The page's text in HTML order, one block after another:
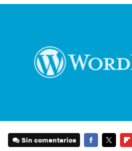
Sin comentarios